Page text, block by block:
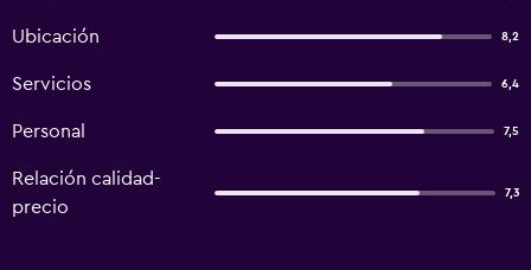
Ubicación 8,2
Servicios 6,4
Personal 7,5
Relación calidad-
precio
7,3